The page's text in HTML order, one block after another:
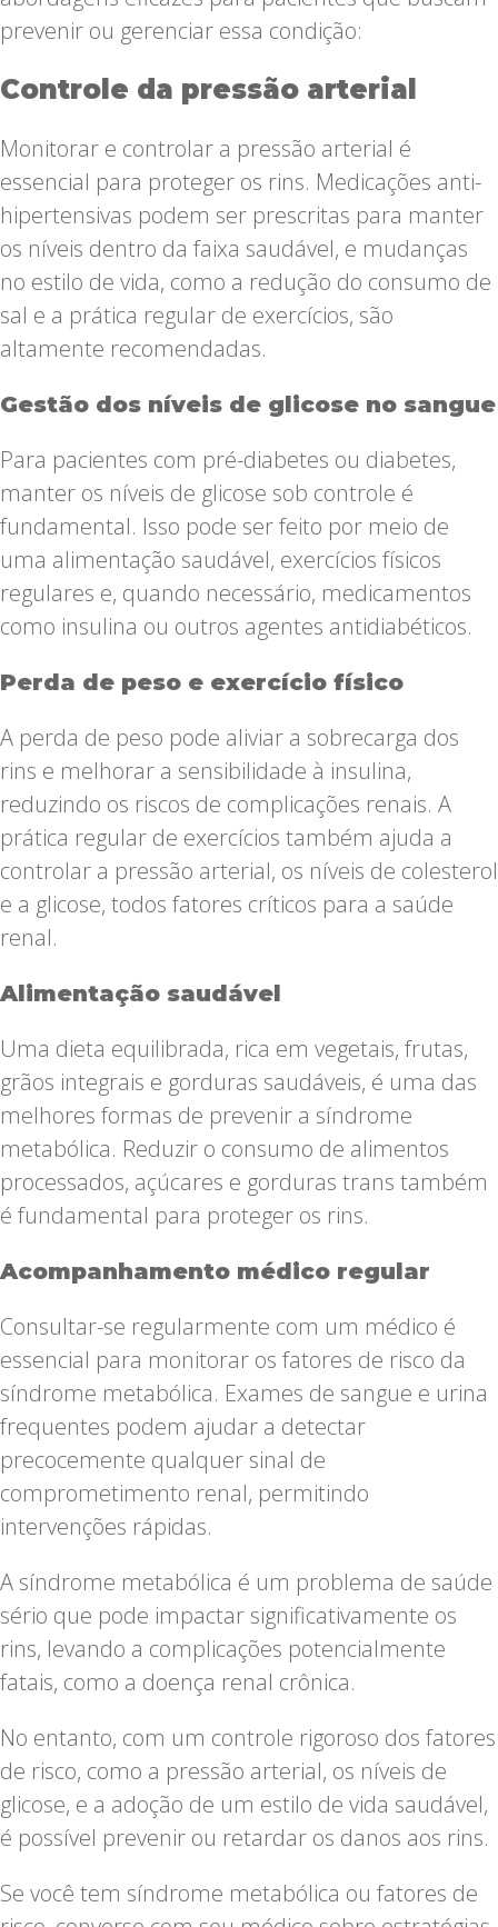
prevenir ou gerenciar essa condição:
Controle da pressão arterial
Monitorar e controlar a pressão arterial é
essencial para proteger os rins. Medicações anti-
hipertensivas podem ser prescritas para manter
os níveis dentro da faixa saudável, e mudanças
no estilo de vida, como a redução do consumo de
sal e a prática regular de exercícios, são
altamente recomendadas.
Gestão dos níveis de glicose no sangue
Para pacientes com pré-diabetes ou diabetes,
manter os níveis de glicose sob controle é
fundamental. Isso pode ser feito por meio de
uma alimentação saudável, exercícios físicos
regulares e, quando necessário, medicamentos
como insulina ou outros agentes antidiabéticos.
Perda de peso e exercício físico
A perda de peso pode aliviar a sobrecarga dos
rins e melhorar a sensibilidade à insulina,
reduzindo os riscos de complicações renais. A
prática regular de exercícios também ajuda a
controlar a pressão arterial, os níveis de colesterol
e a glicose, todos fatores críticos para a saúde
renal.
Alimentação saudável
Uma dieta equilibrada, rica em vegetais, frutas,
grãos integrais e gorduras saudáveis, é uma das
melhores formas de prevenir a síndrome
metabólica. Reduzir o consumo de alimentos
processados, açúcares e gorduras trans também
é fundamental para proteger os rins.
Acompanhamento médico regular
Consultar-se regularmente com um médico é
essencial para monitorar os fatores de risco da
síndrome metabólica. Exames de sangue e urina
frequentes podem ajudar a detectar
precocemente qualquer sinal de
comprometimento renal, permitindo
intervenções rápidas.
A síndrome metabólica é um problema de saúde
sério que pode impactar significativamente os
rins, levando a complicações potencialmente
fatais, como a doença renal crônica.
No entanto, com um controle rigoroso dos fatores
de risco, como a pressão arterial, os níveis de
glicose, e a adoção de um estilo de vida saudável,
é possível prevenir ou retardar os danos aos rins.
Se você tem síndrome metabólica ou fatores de